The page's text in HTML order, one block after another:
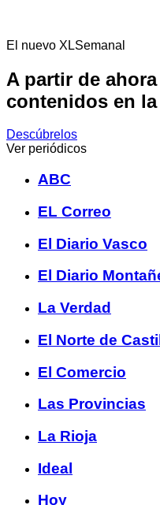
El nuevo XLSemanal
A partir de
contenidos en
Descúbrelos
Ver periódicos
ABC
EL Correo
El Diario Vasco
El Diario
La Verdad
El Norte de
El Comercio
Las Provincias
La Rioja
Ideal
Hoy